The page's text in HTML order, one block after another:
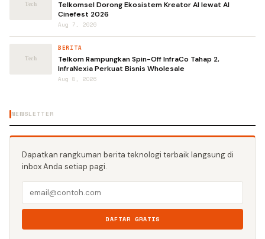
Telkomsel Dorong Ekosistem Kreator AI lewat AI
Cinefest 2026
Aug 7, 2026
BERITA
Telkom Rampungkan Spin-Off InfraCo Tahap 2,
InfraNexia Perkuat Bisnis Wholesale
Aug 8, 2026
NEWSLETTER
Dapatkan rangkuman berita teknologi terbaik langsung di
inbox Anda setiap pagi.
DAFTAR GRATIS